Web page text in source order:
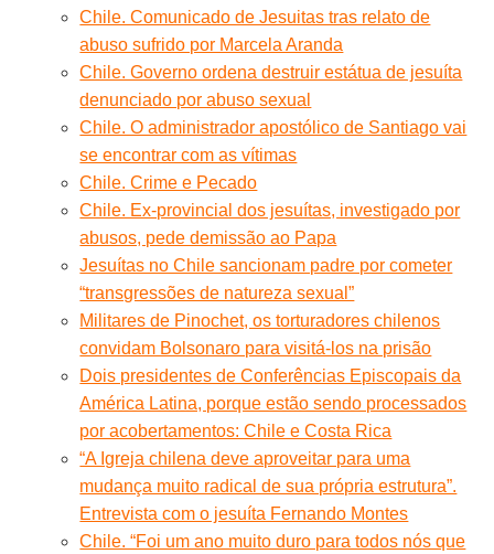
Chile. Comunicado de Jesuitas tras relato de
abuso sufrido por Marcela Aranda
Chile. Governo ordena destruir estátua de jesuíta
denunciado por abuso sexual
Chile. O administrador apostólico de Santiago vai
se encontrar com as vítimas
Chile. Crime e Pecado
Chile. Ex-provincial dos jesuítas, investigado por
abusos, pede demissão ao Papa
Jesuítas no Chile sancionam padre por cometer
“transgressões de natureza sexual”
Militares de Pinochet, os torturadores chilenos
convidam Bolsonaro para visitá-los na prisão
Dois presidentes de Conferências Episcopais da
América Latina, porque estão sendo processados
por acobertamentos: Chile e Costa Rica
“A Igreja chilena deve aproveitar para uma
mudança muito radical de sua própria estrutura”.
Entrevista com o jesuíta Fernando Montes
Chile. “Foi um ano muito duro para todos nós que